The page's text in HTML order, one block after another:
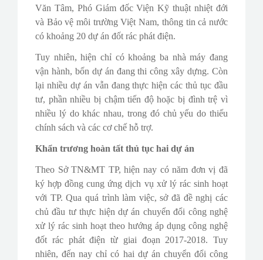
Văn Tâm, Phó Giám đốc Viện Kỹ thuật nhiệt đới
và Bảo vệ môi trường Việt Nam, thông tin cả nước
có khoảng 20 dự án đốt rác phát điện.
Tuy nhiên, hiện chỉ có khoảng ba nhà máy đang
vận hành, bốn dự án đang thi công xây dựng. Còn
lại nhiều dự án vẫn đang thực hiện các thủ tục đầu
tư, phần nhiều bị chậm tiến độ hoặc bị đình trệ vì
nhiều lý do khác nhau, trong đó chủ yếu do thiếu
chính sách và các cơ chế hỗ trợ.
Khẩn trương hoàn tất thủ tục hai dự án
Theo Sở TN&MT TP, hiện nay có năm đơn vị đã
ký hợp đồng cung ứng dịch vụ xử lý rác sinh hoạt
với TP. Qua quá trình làm việc, sở đã đề nghị các
chủ đầu tư thực hiện dự án chuyển đổi công nghệ
xử lý rác sinh hoạt theo hướng áp dụng công nghệ
đốt rác phát điện từ giai đoạn 2017-2018. Tuy
nhiên, đến nay chỉ có hai dự án chuyển đổi công